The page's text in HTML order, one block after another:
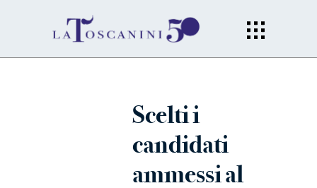
Scelti i
candidati
ammessi al